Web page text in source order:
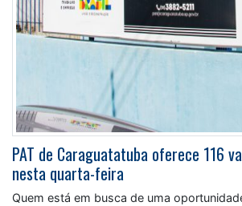
PAT de Caraguatatuba oferece 116
nesta quarta-feira
Quem está em busca de uma